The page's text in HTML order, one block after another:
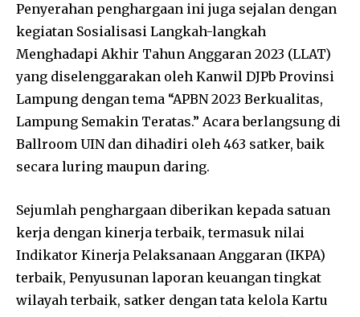
Penyerahan penghargaan ini juga sejalan dengan
kegiatan Sosialisasi Langkah-langkah
Menghadapi Akhir Tahun Anggaran 2023 (LLAT)
yang diselenggarakan oleh Kanwil DJPb Provinsi
Lampung dengan tema “APBN 2023 Berkualitas,
Lampung Semakin Teratas.” Acara berlangsung di
Ballroom UIN dan dihadiri oleh 463 satker, baik
secara luring maupun daring.
Sejumlah penghargaan diberikan kepada satuan
kerja dengan kinerja terbaik, termasuk nilai
Indikator Kinerja Pelaksanaan Anggaran (IKPA)
terbaik, Penyusunan laporan keuangan tingkat
wilayah terbaik, satker dengan tata kelola Kartu